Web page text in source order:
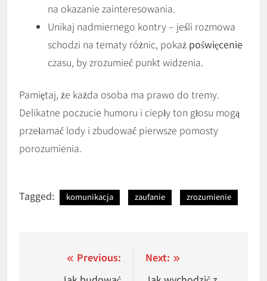
na okazanie zainteresowania.
Unikaj nadmiernego kontry – jeśli rozmowa
schodzi na tematy różnic, pokaż poświęcenie
czasu, by zrozumieć punkt widzenia.
Pamiętaj, że każda osoba ma prawo do tremy.
Delikatne poczucie humoru i ciepły ton głosu mogą
przełamać lody i zbudować pierwsze pomosty
porozumienia.
Tagged: komunikacja zaufanie zrozumienie
Nawigacja
Previous:
Next: